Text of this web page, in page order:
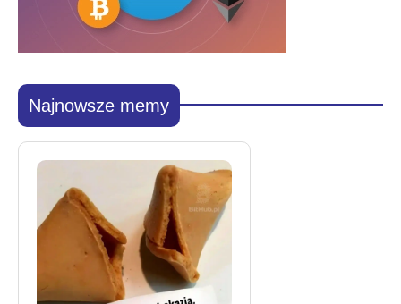
Najnowsze memy